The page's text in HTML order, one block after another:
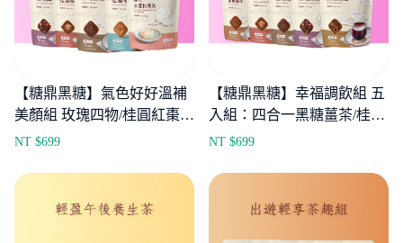
【糖鼎黑糖】氣色好好溫補
美顏組 玫瑰四物/桂圓紅棗/
原味黑糖/桂圓寒天/櫻花水蜜
NT $699
【糖鼎黑糖】幸福調飲組 五
入組：四合一黑糖薑茶/桂圓
紅棗/玫瑰四物/ 原味黑糖/黑
NT $699